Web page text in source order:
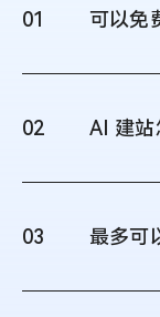
01 可以免
02 AI 建站
03 最多可